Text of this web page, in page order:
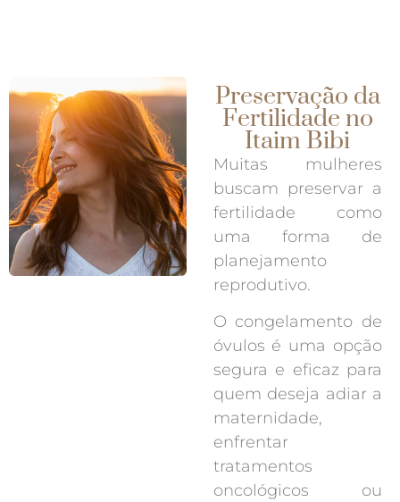
Preservação da
Fertilidade no
Itaim Bibi
Muitas mulheres
buscam preservar a
fertilidade como
uma forma de
planejamento
reprodutivo.
O congelamento de
óvulos é uma opção
segura e eficaz para
quem deseja adiar a
maternidade,
enfrentar
tratamentos
oncológicos ou